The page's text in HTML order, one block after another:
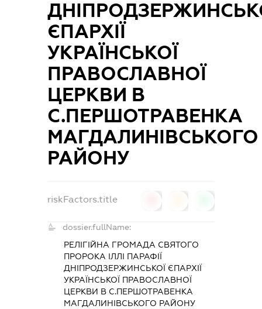
ЄПАРХІЇ
УКРАЇНСЬКОЇ
ПРАВОСЛАВНОЇ
ЦЕРКВИ В
С.ПЕРШОТРАВЕНКА
МАГДАЛИНІВСЬКОГО
РАЙОНУ
riskFactors.title
dossier.fullName:
РЕЛІГІЙНА ГРОМАДА СВЯТОГО
ПРОРОКА ІЛЛІ ПАРАФІЇ
ДНІПРОДЗЕРЖИНСЬКОЇ ЄПАРХІЇ
УКРАЇНСЬКОЇ ПРАВОСЛАВНОЇ
ЦЕРКВИ В С.ПЕРШОТРАВЕНКА
МАГДАЛИНІВСЬКОГО РАЙОНУ